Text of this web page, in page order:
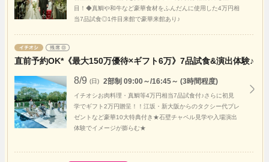
目！◆真鯛や和牛など豪華食材をふんだんに使用した4万円相
当7品試食◎1件目来館で豪華来館あり♪
直前予約OK*《最大150万優待×ギフト6万》7品試食&演出体験♪
8/9 (日) 2部制 09:00～/16:45～ (3時間程度)
イチオシお肉料理・真鯛等4万円相当7品試食付♪さらに初見
学でギフト2万円贈呈！！江坂・新大阪からのタクシー代プレ
ゼントなど豪華10大特典付き★石壁チャペル見学や入場演出
体験でイメージが膨らむ★